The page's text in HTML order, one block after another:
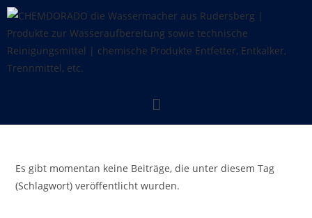
Es gibt momentan keine Beiträge, die unter diesem Tag
(Schlagwort) veröffentlicht wurden.